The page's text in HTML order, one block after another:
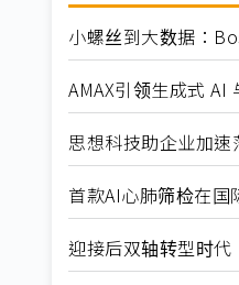
小螺丝到大数据：
AMAX引领生成式 AI
思想科技助企业加
首款AI心肺筛检在
迎接后双轴转型时